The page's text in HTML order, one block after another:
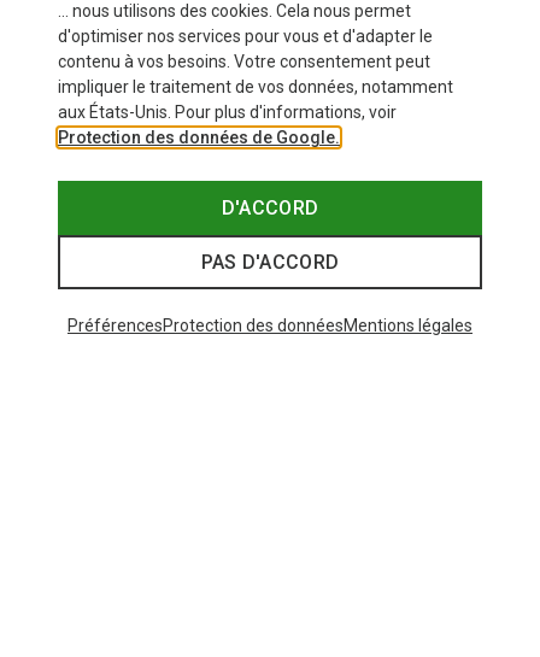
... nous utilisons des cookies. Cela nous permet
d'optimiser nos services pour vous et d'adapter le
contenu à vos besoins. Votre consentement peut
impliquer le traitement de vos données, notamment
aux États-Unis. Pour plus d'informations, voir
Protection des données de Google.
D'ACCORD
PAS D'ACCORD
PréférencesProtection des donnéesMentions légales